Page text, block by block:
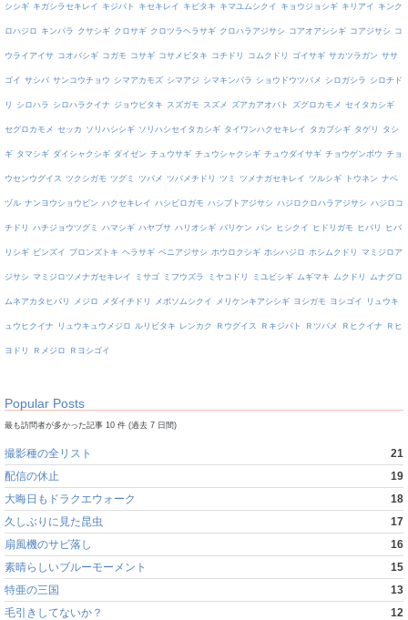
シシギ キガシラセキレイ キジバト キセキレイ キビタキ キマユムシクイ キョウジョシギ キリアイ キンク
ロハジロ キンパラ クサシギ クロサギ クロツラヘラサギ クロハラアジサシ コアオアシシギ コアジサシ コ
ウライアイサ コオバシギ コガモ コサギ コサメビタキ コチドリ コムクドリ ゴイサギ サカツラガン ササ
ゴイ サシバ サンコウチョウ シマアカモズ シマアジ シマキンパラ ショウドウツバメ シロガシラ シロチド
リ シロハラ シロハラクイナ ジョウビタキ スズガモ スズメ ズアカアオバト ズグロカモメ セイタカシギ
セグロカモメ セッカ ソリハシシギ ソリハシセイタカシギ タイワンハクセキレイ タカブシギ タゲリ タシ
ギ タマシギ ダイシャクシギ ダイゼン チュウサギ チュウシャクシギ チュウダイサギ チョウゲンボウ チョ
ウセンウグイス ツクシガモ ツグミ ツバメ ツバメチドリ ツミ ツメナガセキレイ ツルシギ トウネン ナベ
ヅル ナンヨウショウビン ハクセキレイ ハシビロガモ ハシブトアジサシ ハジロクロハラアジサシ ハジロコ
チドリ ハチジョウツグミ ハマシギ ハヤブサ ハリオシギ バリケン バン ヒシクイ ヒドリガモ ヒバリ ヒバ
リシギ ビンズイ ブロンズトキ ヘラサギ ベニアジサシ ホウロクシギ ホシハジロ ホシムクドリ マミジロア
ジサシ マミジロツメナガセキレイ ミサゴ ミフウズラ ミヤコドリ ミユビシギ ムギマキ ムクドリ ムナグロ
ムネアカタヒバリ メジロ メダイチドリ メボソムシクイ メリケンキアシシギ ヨシガモ ヨシゴイ リュウキ
ュウヒクイナ リュウキュウメジロ ルリビタキ レンカク Ｒウグイス Ｒキジバト Ｒツバメ Ｒヒクイナ Ｒヒ
ヨドリ Ｒメジロ Ｒヨシゴイ
Popular Posts
最も訪問者が多かった記事 10 件 (過去 7 日間)
撮影種の全リスト
21
配信の休止
19
大晦日もドラクエウォーク
18
久しぶりに見た昆虫
17
扇風機のサビ落し
16
素晴らしいブルーモーメント
15
特亜の三国
13
毛引きしてないか？
12